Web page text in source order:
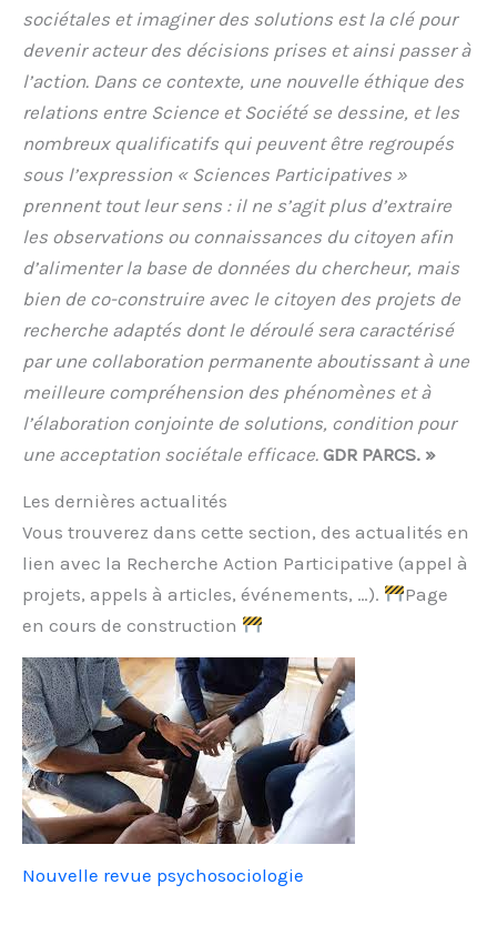
sociétales et imaginer des solutions est la clé pour
devenir acteur des décisions prises et ainsi passer à
l’action. Dans ce contexte, une nouvelle éthique des
relations entre Science et Société se dessine, et les
nombreux qualificatifs qui peuvent être regroupés
sous l’expression « Sciences Participatives »
prennent tout leur sens : il ne s’agit plus d’extraire
les observations ou connaissances du citoyen afin
d’alimenter la base de données du chercheur, mais
bien de co-construire avec le citoyen des projets de
recherche adaptés dont le déroulé sera caractérisé
par une collaboration permanente aboutissant à une
meilleure compréhension des phénomènes et à
l’élaboration conjointe de solutions, condition pour
une acceptation sociétale efficace. GDR PARCS. »
Les dernières actualités
Vous trouverez dans cette section, des actualités en
lien avec la Recherche Action Participative (appel à
projets, appels à articles, événements, …).
Page
en cours de construction
Nouvelle revue psychosociologie